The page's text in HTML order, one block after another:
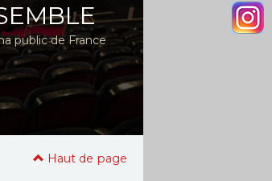
public de France
Haut de page